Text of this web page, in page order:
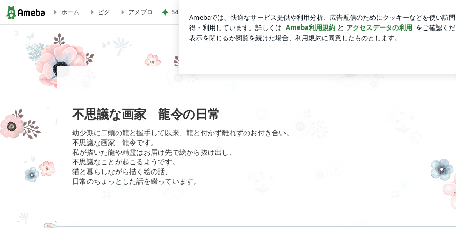
ホーム ピグ アメブロ 54歳美魔女モデルの近影に称賛 ログ
不思議な画家 龍令の日常
幼少期に二頭の龍と握手して以来、龍と付かず離れずのお付き合い。
不思議な画家 龍令です。
私が描いた龍や精霊はお届け先で絵から抜け出し、
不思議なことが起こるようです。
猫と暮らしながら描く絵の話、
日常のちょっとした話を綴っています。